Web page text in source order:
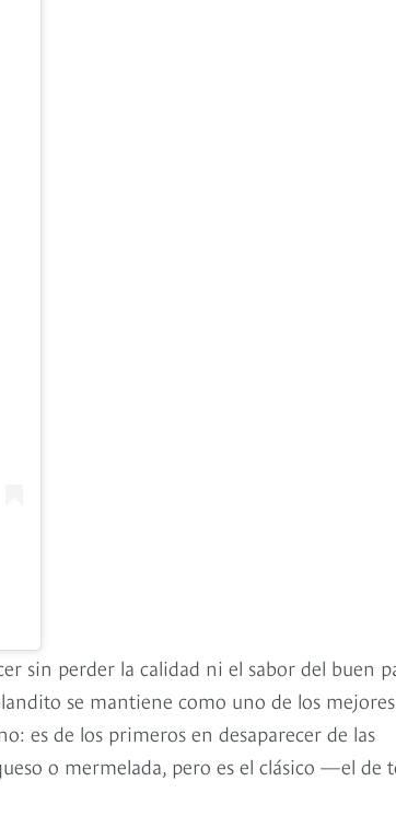
sin perder la calidad ni el sabor del buen
se mantiene como uno de los mejores
es de los primeros en desaparecer de las
o mermelada, pero es el clásico —el de